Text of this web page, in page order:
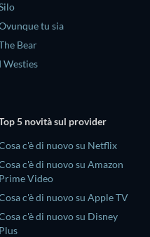
tu sia
Bear
I Westies
5 novità sul provider
c'è di nuovo su Netflix
c'è di nuovo su Amazon
Prime Video
c'è di nuovo su Apple TV
c'è di nuovo su Disney
Plus